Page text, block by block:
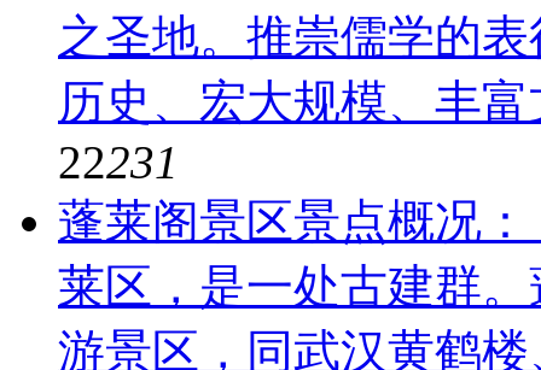
之圣地。推崇儒学的
历史、宏大规模、丰
22231
蓬莱阁景区景点概况
莱区，是一处古建群
游景区，同武汉黄鹤